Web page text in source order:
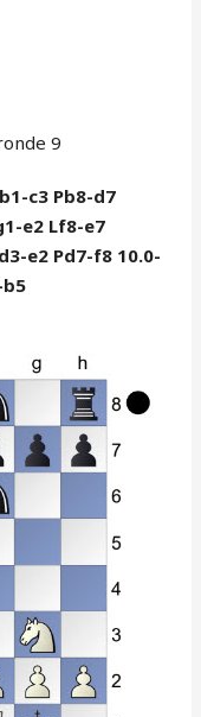
9
c3 Pb8-d7
e2 Lf8-e7
e2 Pd7-f8 10.0-
b5